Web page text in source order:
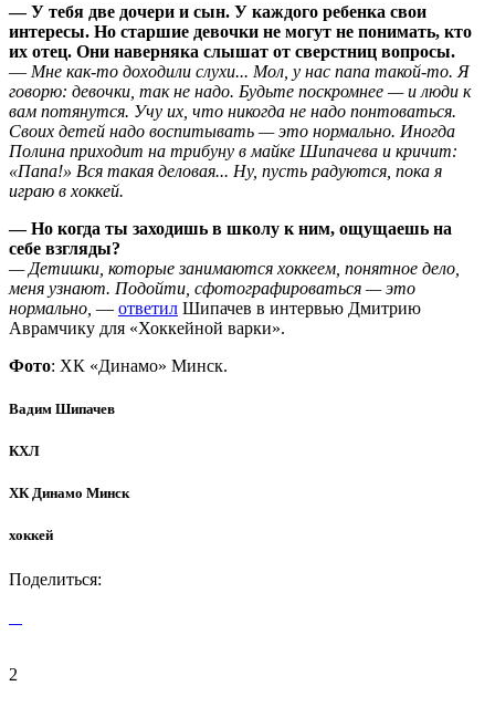
— У тебя две дочери и сын. У каждого ребенка свои
интересы. Но старшие девочки не могут не понимать, кто
их отец. Они наверняка слышат от сверстниц вопросы.
— Мне как-то доходили слухи... Мол, у нас папа такой-то. Я
говорю: девочки, так не надо. Будьте поскромнее — и люди к
вам потянутся. Учу их, что никогда не надо понтоваться.
Своих детей надо воспитывать — это нормально. Иногда
Полина приходит на трибуну в майке Шипачева и кричит:
«Папа!» Вся такая деловая... Ну, пусть радуются, пока я
играю в хоккей.
— Но когда ты заходишь в школу к ним, ощущаешь на
себе взгляды?
— Детишки, которые занимаются хоккеем, понятное дело,
меня узнают. Подойти, сфотографироваться — это
нормально, — ответил Шипачев в интервью Дмитрию
Аврамчику для «Хоккейной варки».
Фото: ХК «Динамо» Минск.
Вадим Шипачев
КХЛ
ХК Динамо Минск
хоккей
Поделиться:
2